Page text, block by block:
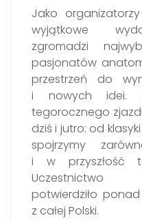
Jako
wyjątkowe
zgromadzi
pasjonatów
przestrzeń do
i nowych idei.
tegorocznego
dziś i jutro: od
spojrzymy
i w przyszłość
potwierdziło
z całej Polski.